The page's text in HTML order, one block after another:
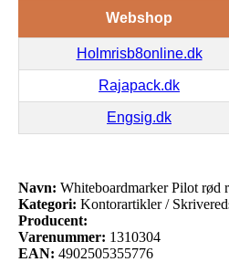
Webshop
Holmrisb8online.dk
Rajapack.dk
Engsig.dk
Navn: Whiteboardmarker Pilot rød
Kategori: Kontorartikler /
Producent:
Varenummer: 1310304
EAN: 4902505355776